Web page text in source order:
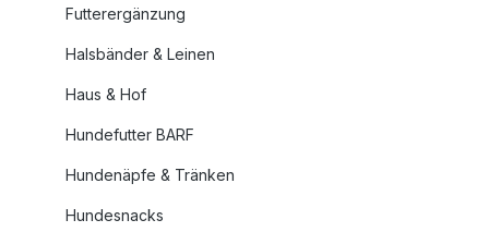
Futterergänzung
Halsbänder & Leinen
Haus & Hof
Hundefutter BARF
Hundenäpfe & Tränken
Hundesnacks